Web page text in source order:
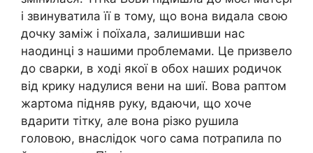
і звинуватила її в тому, що вона видала свою
дочку заміж і поїхала, залишивши нас
наодинці з нашими проблемами. Це призвело
до сварки, в ході якої в обох наших родичок
від крику надулися вени на шиї. Вова раптом
жартома підняв руку, вдаючи, що хоче
вдарити тітку, але вона різко рушила
головою, внаслідок чого сама потрапила по